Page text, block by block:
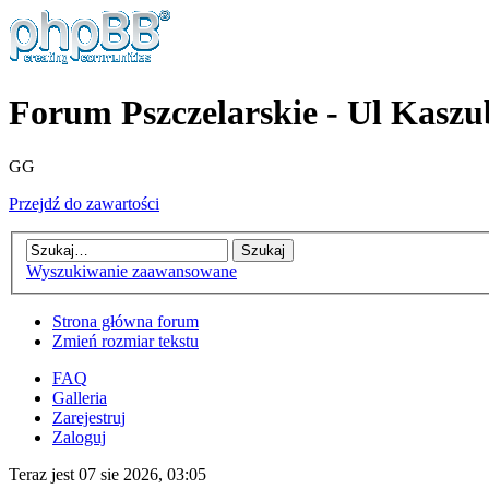
Forum Pszczelarskie - Ul
GG
Przejdź do zawartości
Wyszukiwanie zaawansowane
Strona główna forum
Zmień rozmiar tekstu
FAQ
Galleria
Zarejestruj
Zaloguj
Teraz jest 07 sie 2026, 03:05